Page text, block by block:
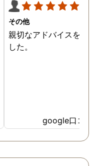
その他
親切なアドバイスを頂き
した。
google口コミ